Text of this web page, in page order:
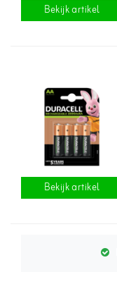
Bekijk artikel
Bekijk artikel